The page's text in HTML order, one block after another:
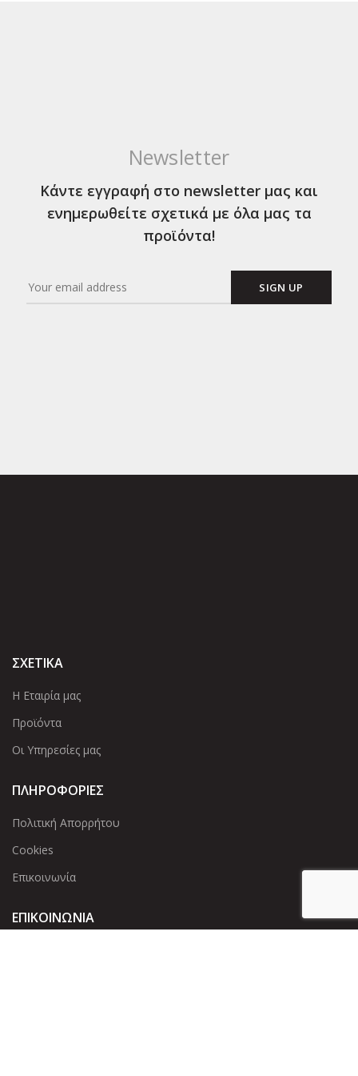
Newsletter
Κάντε εγγραφή στο newsletter μας και
ενημερωθείτε σχετικά με όλα μας τα
προϊόντα!
ΣΧΕΤΙΚΑ
Η Εταιρία μας
Προϊόντα
Οι Υπηρεσίες μας
ΠΛΗΡΟΦΟΡΙΕΣ
Πολιτική Απορρήτου
Cookies
Επικοινωνία
ΕΠΙΚΟΙΝΩΝΊΑ